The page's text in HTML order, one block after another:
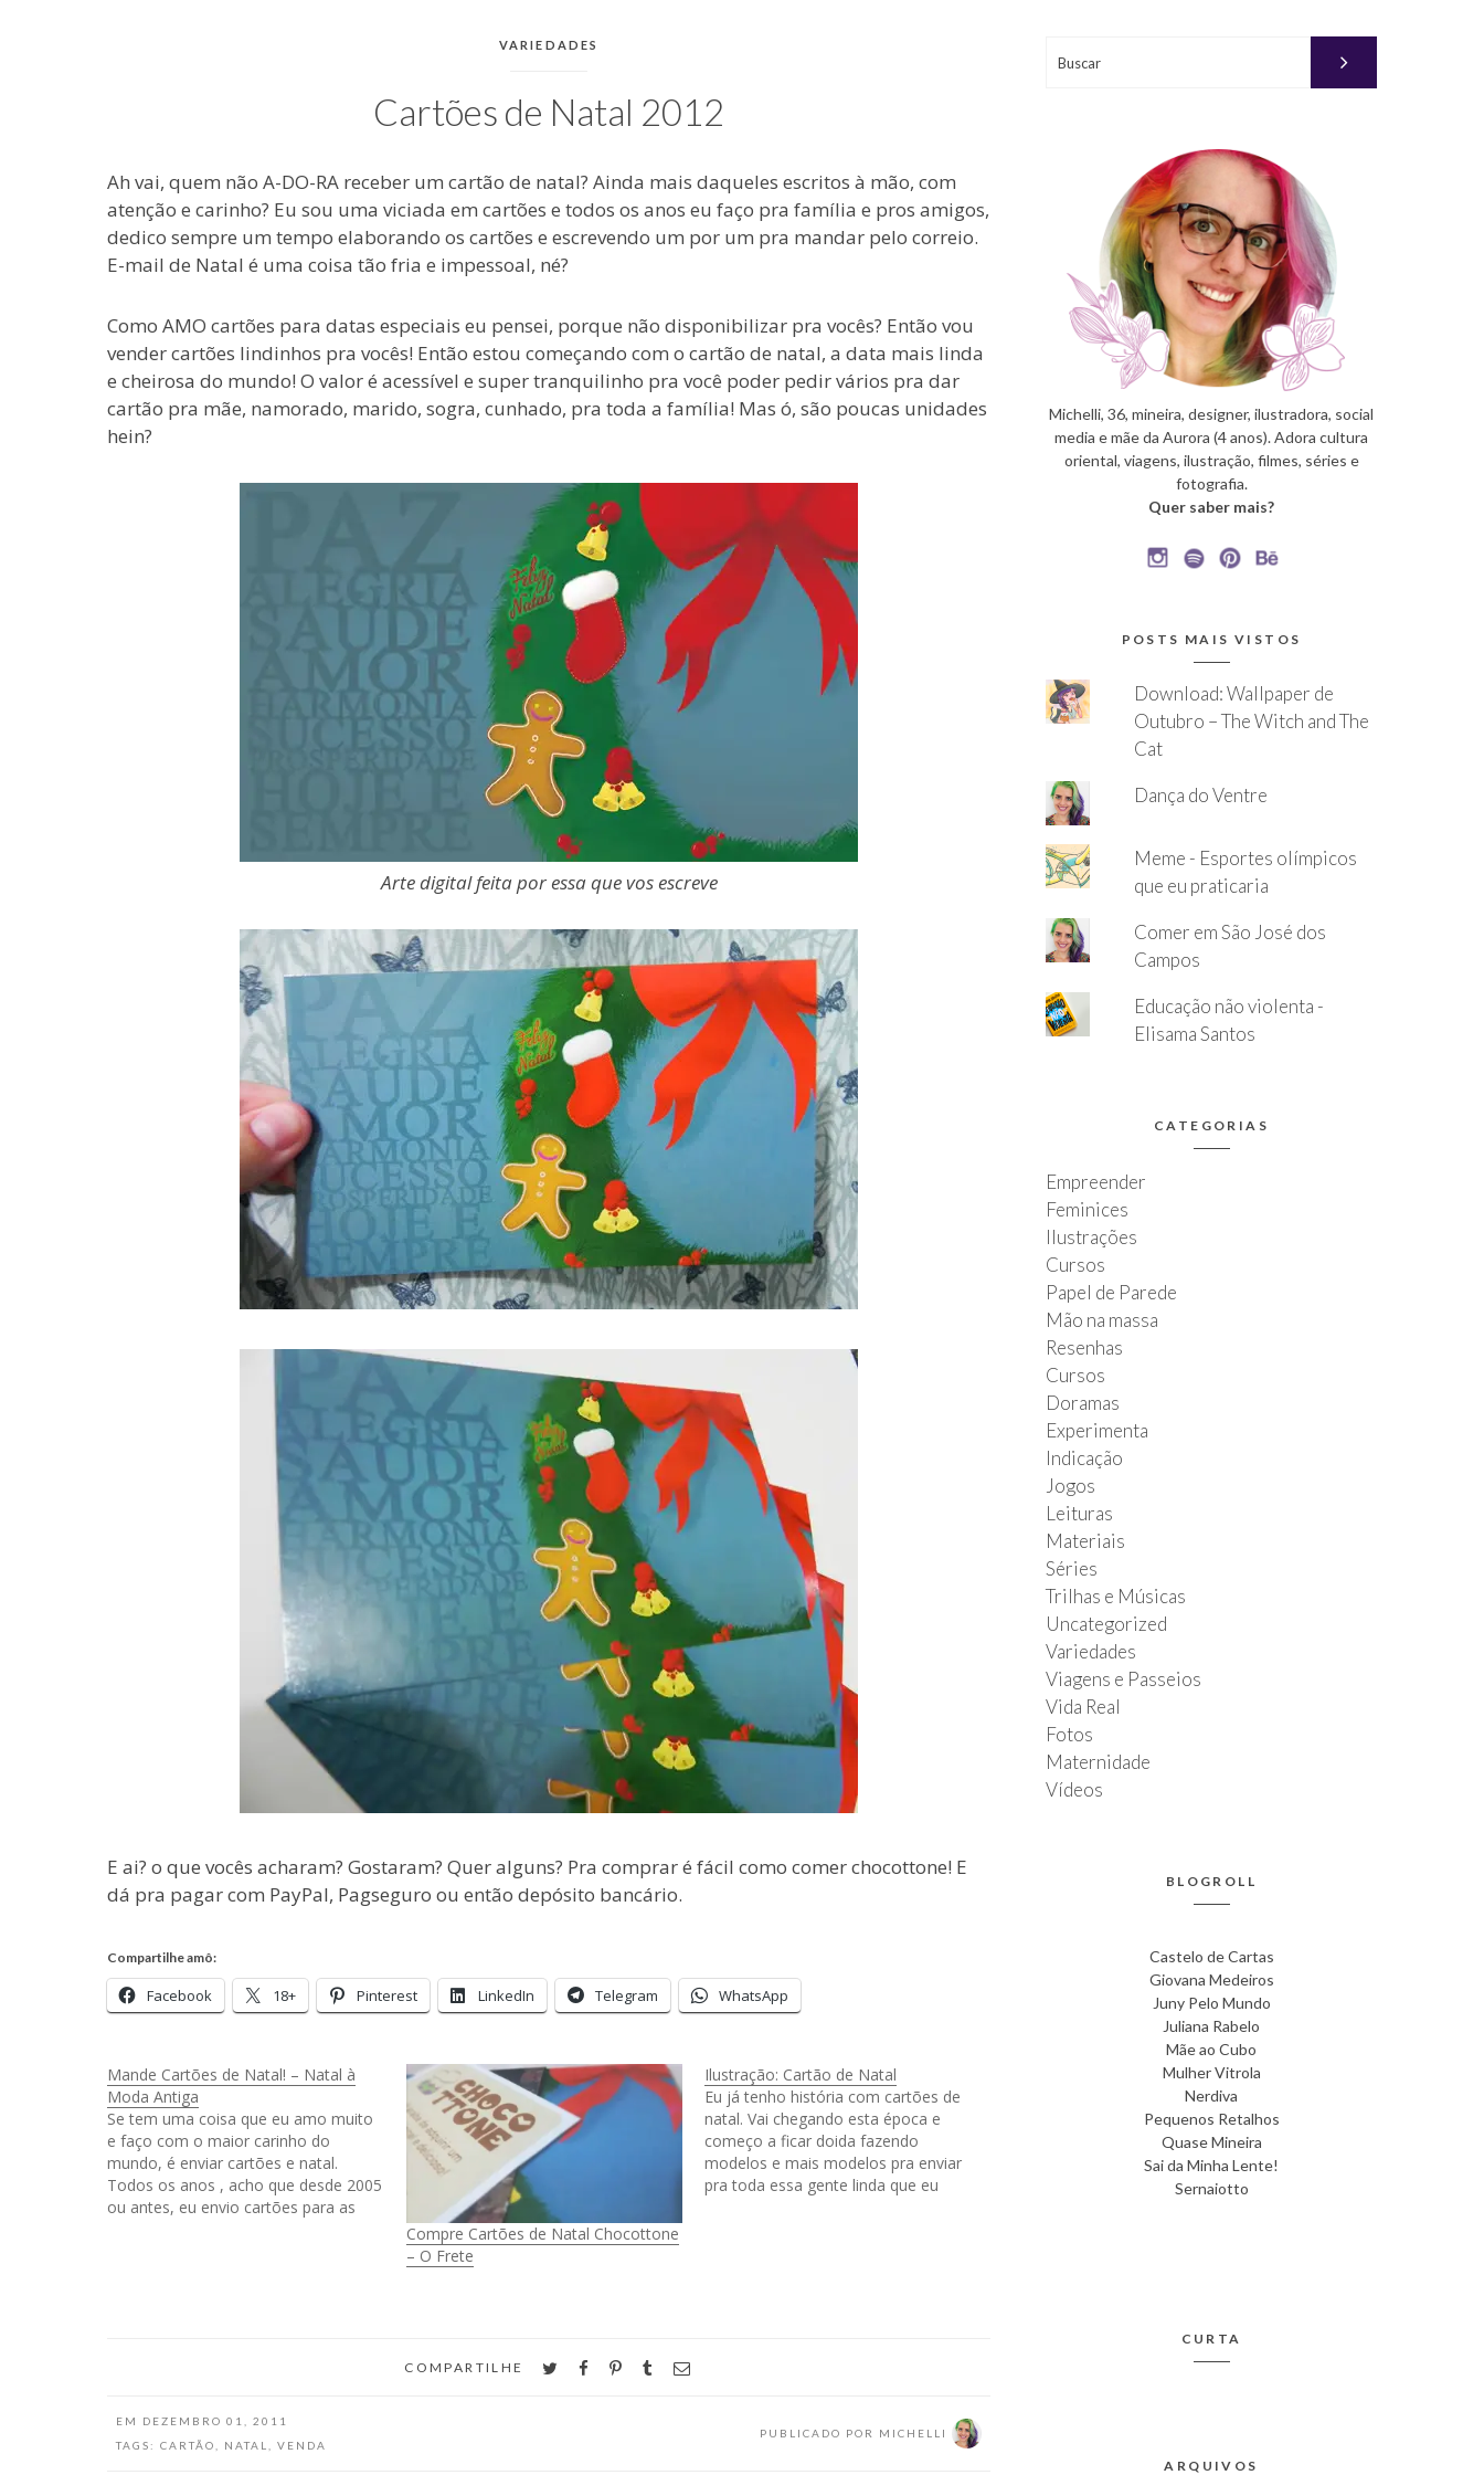
antiga.
CATEGORIAS:
VARIEDADES
Cartões de Natal 2012
Ah vai, quem não A-DO-RA receber um cartão de natal? Ainda mais daqueles escritos à mão, com
atenção e carinho? Eu sou uma viciada em cartões e todos os anos eu faço pra família e pros amigos,
dedico sempre um tempo elaborando os cartões e escrevendo um por um pra mandar pelo correio.
E-mail de Natal é uma coisa tão fria e impessoal, né?
Como AMO cartões para datas especiais eu pensei, porque não disponibilizar pra vocês? Então vou
vender cartões lindinhos pra vocês! Então estou começando com o cartão de natal, a data mais linda
e cheirosa do mundo! O valor é acessível e super tranquilinho pra você poder pedir vários pra dar
cartão pra mãe, namorado, marido, sogra, cunhado, pra toda a família! Mas ó, são poucas unidades
hein?
Arte digital feita por essa que vos escreve
E ai? o que vocês acharam? Gostaram? Quer alguns? Pra comprar é fácil como comer chocottone! E
dá pra pagar com PayPal, Pagseguro ou então depósito bancário.
Compartilhe amô:
Facebook 18+ Pinterest LinkedIn Telegram WhatsApp
Mande Cartões de Natal! – Natal à
Moda Antiga
Se tem uma coisa que eu amo muito
e faço com o maior carinho do
mundo, é enviar cartões e natal.
Todos os anos , acho que desde 2005
ou antes, eu envio cartões para as
Compre Cartões de Natal Chocottone
– O Frete
Ilustração: Cartão de Natal
Eu já tenho história com cartões de
natal. Vai chegando esta época e
começo a ficar doida fazendo
modelos e mais modelos pra enviar
pra toda essa gente linda que eu
COMPARTILHE twitterfacebookpinterest
tumblr
EM
DEZEMBRO 01, 2011
TAGS: CARTÃO NATAL VENDA
PUBLICADO POR MICHELLI
Michelli, 36, mineira, designer, ilustradora, social
media e mãe da Aurora (4 anos). Adora cultura
oriental, viagens, ilustração, filmes, séries e
fotografia.
Quer saber mais?
POSTS MAIS VISTOS
Download: Wallpaper de
Outubro – The Witch and The
Cat
Dança do Ventre
Meme - Esportes olímpicos
que eu praticaria
Comer em São José dos
Campos
Educação não violenta -
Elisama Santos
CATEGORIAS
Empreender
Feminices
Ilustrações
Cursos
Papel de Parede
Mão na massa
Resenhas
Cursos
Doramas
Experimenta
Indicação
Jogos
Leituras
Materiais
Séries
Trilhas e Músicas
Uncategorized
Variedades
Viagens e Passeios
Vida Real
Fotos
Maternidade
Vídeos
BLOGROLL
Castelo de Cartas
Giovana Medeiros
Juny Pelo Mundo
Juliana Rabelo
Mãe ao Cubo
Mulher Vitrola
Nerdiva
Pequenos Retalhos
Quase Mineira
Sai da Minha Lente!
Sernaiotto
CURTA
ARQUIVOS